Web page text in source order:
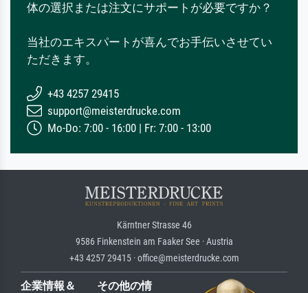
体の選択または注文にサポートが必要ですか？
当社のエキスパートが喜んでお手伝いさせてい
ただきます。
+43 4257 29415
support@meisterdrucke.com
Mo-Do: 7:00 - 16:00 | Fr: 7:00 - 13:00
Kärntner Strasse 46
9586 Finkenstein am Faaker See · Austria
+43 4257 29415 · office@meisterdrucke.com
企業情報＆
その他の情